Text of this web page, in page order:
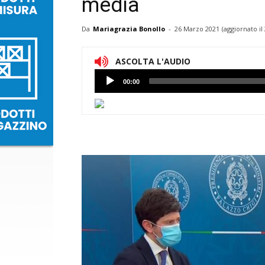
media
Da Mariagrazia Bonollo - 26 Marzo 2021 (aggiornato il
ASCOLTA L'AUDIO
Lettore
Audio
00:00